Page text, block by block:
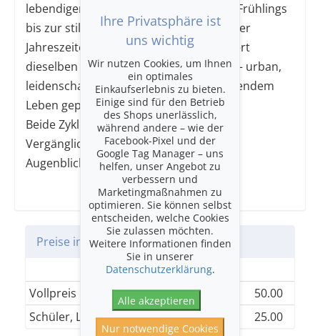
lebendigen Bildern: vom Erwachen des Frühlings
bis zur stillen Winterkälte. Piazzollas «Vier
Jahreszeiten von Buenos Aires» reflektiert
dieselben Zyklen in einer anderen Welt – urban,
leidenschaftlich, von Tango und pulsierendem
Leben geprägt.
Beide Zyklen erzählen vom Wandel, von
Vergänglichkeit und der Sehnsucht, den
Augenblick in Klang zu bewahren.
Preise in CHF
Einheitskategorie
Vollpreis
50.00
Schüler, Lehrlinge und Studierende
25.00
Ihre Privatsphäre ist
uns wichtig
Wir nutzen Cookies, um Ihnen
ein optimales
Einkaufserlebnis zu bieten.
Einige sind für den Betrieb
des Shops unerlässlich,
während andere – wie der
Facebook-Pixel und der
Google Tag Manager – uns
helfen, unser Angebot zu
verbessern und
Marketingmaßnahmen zu
optimieren. Sie können selbst
entscheiden, welche Cookies
Sie zulassen möchten.
Weitere Informationen finden
Sie in unserer
Datenschutzerklärung.
Alle akzeptieren
Nur notwendige Cookies